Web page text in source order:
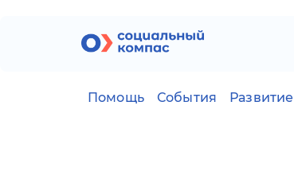
Помощь События Развитие